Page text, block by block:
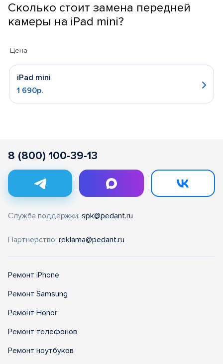
Сколько стоит замена передней
камеры на iPad mini?
Цена
iPad mini
1 690р.
8 (800) 100-39-13
Служба поддержки: spk@pedant.ru
Партнерство: reklama@pedant.ru
Ремонт iPhone
Ремонт Samsung
Ремонт Honor
Ремонт телефонов
Ремонт ноутбуков